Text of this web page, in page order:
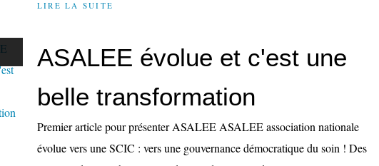
LIRE LA SUITE
ASALEE évolue et c'est une
belle transformation
Premier article pour présenter ASALEE ASALEE association nationale
évolue vers une SCIC : vers une gouvernance démocratique du soin ! Des